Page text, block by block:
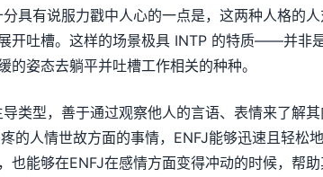
具有说服力戳中人心的一点是，这两种人格的
开吐槽。这样的场景极具 INTP 的特质——并非
的姿态去躺平并吐槽工作相关的种种。
类型，善于通过观察他人的言语、表情来了解
的人情世故方面的事情，ENFJ能够迅速且轻松
也能够在ENFJ在感情方面变得冲动的时候，帮